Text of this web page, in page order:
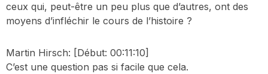
ceux qui, peut-être un peu plus que d’autres, ont des
moyens d’infléchir le cours de l’histoire ?
Martin Hirsch: [Début: 00:11:10]
C’est une question pas si facile que cela.